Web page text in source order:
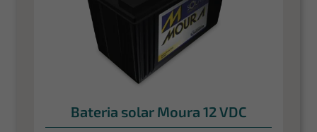
Bateria solar Moura 12 VDC